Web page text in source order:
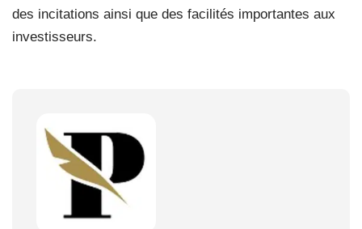
des incitations ainsi que des facilités importantes aux
investisseurs.